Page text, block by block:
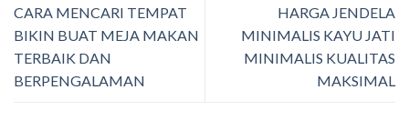
CARA MENCARI TEMPAT
BIKIN BUAT MEJA MAKAN
TERBAIK DAN
BERPENGALAMAN
HARGA JENDELA
MINIMALIS KAYU JATI
MINIMALIS KUALITAS
MAKSIMAL